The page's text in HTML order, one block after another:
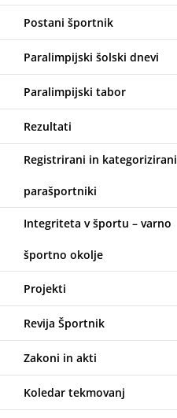
Postani športnik
Paralimpijski šolski dnevi
Paralimpijski tabor
Rezultati
Registrirani in kategorizirani
parašportniki
Integriteta v športu – varno
športno okolje
Projekti
Revija Športnik
Zakoni in akti
Koledar tekmovanj